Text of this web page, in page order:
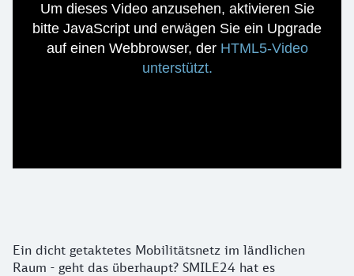
Um dieses Video anzusehen, aktivieren Sie
bitte JavaScript und erwägen Sie ein Upgrade
auf einen Webbrowser, der HTML5-Video
unterstützt.
Details zum Thema: Integrierte Mobilität:
Ein dicht getaktetes Mobilitätsnetz im ländlichen
Raum - geht das überhaupt? SMILE24 hat es